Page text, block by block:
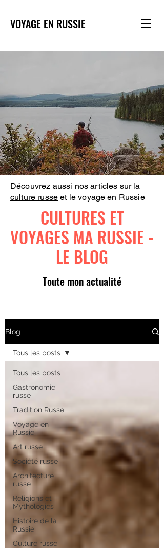
VOYAGE EN RUSSIE
Découvrez aussi nos articles sur la
culture russe et le voyage en Russie
CULTURES ET
VOYAGES MA RUSSIE -
LE BLOG
Toute mon actualité
Blog
Tous les posts
Gastronomie
russe
Tradition Russe
Voyage en
Russie
Art russe
Société russe
Architecture
russe
Religions et
Mythologies
Histoire de la
Russie
Culture russe
Tous les posts